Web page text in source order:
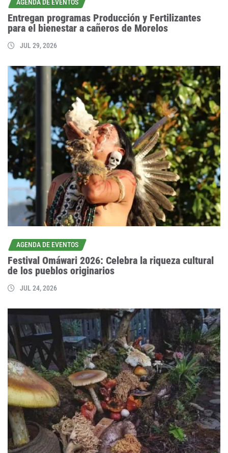
AGENDA DE EVENTOS
Entregan programas Producción y Fertilizantes
para el bienestar a cañeros de Morelos
JUL 29, 2026
AGENDA DE EVENTOS
Festival Omáwari 2026: Celebra la riqueza cultural
de los pueblos originarios
JUL 24, 2026